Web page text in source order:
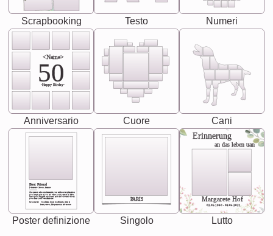
Scrapbooking Testo Numeri
<Name>
50
-Happy Birday-
Anniversario Cuore Cani
Best Friend
[<NAME>] Noun, feminie
Synonyms: Soulmate, closet confidante, sister at
heart person, life partner in adventure.
The person who understands you without explanation
you accepts just as you are. She's your partner in life's,
chaos your biggest supporter, and the one with whom
you share your best memories.
Poster definizione
PARIS
Singolo
Erinnerung
an das leben uan
Margarete Hof
02.05.1940 - 08.04.2021
Lutto